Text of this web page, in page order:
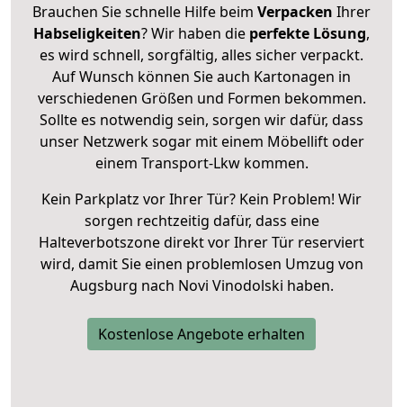
Brauchen Sie schnelle Hilfe beim Verpacken Ihrer
Habseligkeiten? Wir haben die perfekte Lösung,
es wird schnell, sorgfältig, alles sicher verpackt.
Auf Wunsch können Sie auch Kartonagen in
verschiedenen Größen und Formen bekommen.
Sollte es notwendig sein, sorgen wir dafür, dass
unser Netzwerk sogar mit einem Möbellift oder
einem Transport-Lkw kommen.
Kein Parkplatz vor Ihrer Tür? Kein Problem! Wir
sorgen rechtzeitig dafür, dass eine
Halteverbotszone direkt vor Ihrer Tür reserviert
wird, damit Sie einen problemlosen Umzug von
Augsburg nach Novi Vinodolski haben.
Kostenlose Angebote erhalten